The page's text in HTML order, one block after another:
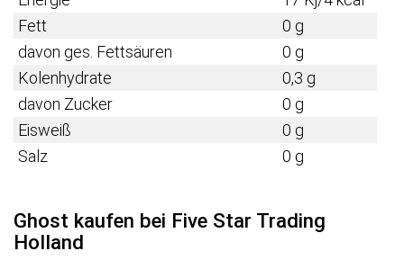
Fett
0 g
davon ges. Fettsäuren
0 g
Kolenhydrate
0,3 g
davon Zucker
0 g
Eisweiß
0 g
Salz
0 g
Ghost kaufen bei Five Star Trading
Holland